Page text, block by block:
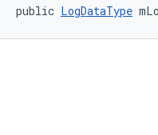
public LogDataType